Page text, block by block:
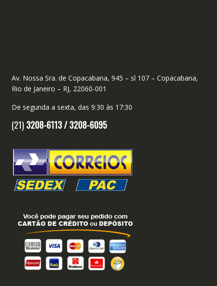
Av. Nossa Sra. de Copacabana, 945 – sl 107 – Copacabana,
Rio de Janeiro – RJ, 22060-001
De segunda a sexta, das 9:30 às 17:30
(21) 3208-6113 /3208-6095